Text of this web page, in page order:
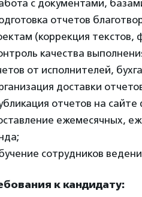
с документами,
отчетов
(коррекция текстов,
качества
от исполнителей,
доставки
отчетов на сайте
ежемесячных,
сотрудников
к кандидату: